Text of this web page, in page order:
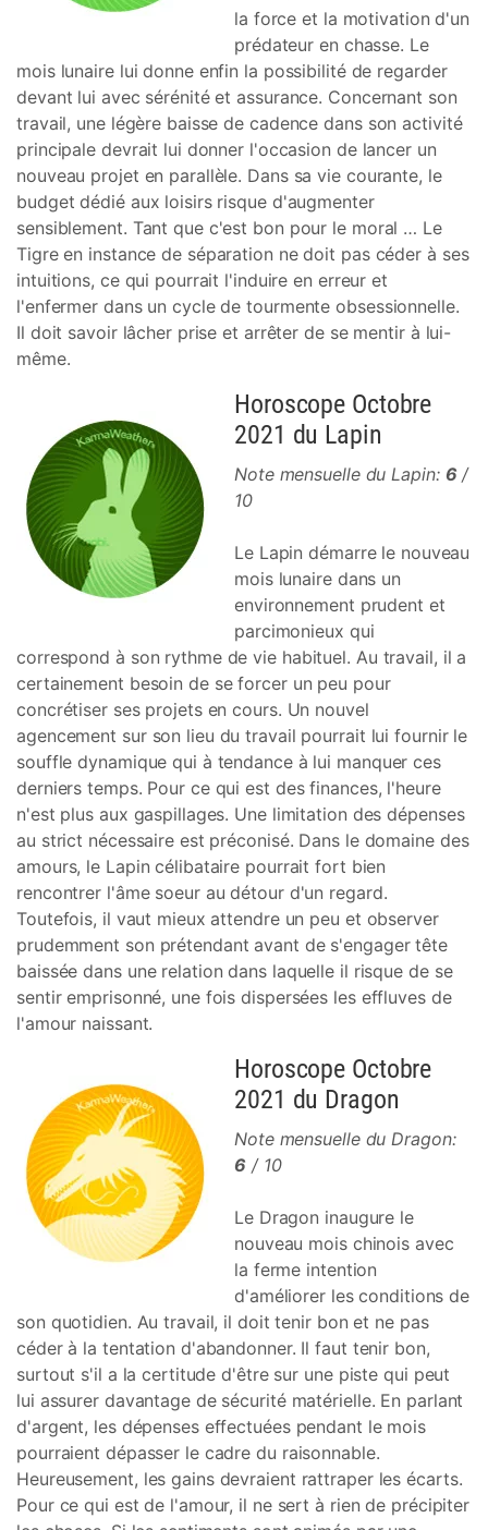
la force et la motivation d'un
prédateur en chasse. Le
mois lunaire lui donne enfin la possibilité de regarder
devant lui avec sérénité et assurance. Concernant son
travail, une légère baisse de cadence dans son activité
principale devrait lui donner l'occasion de lancer un
nouveau projet en parallèle. Dans sa vie courante, le
budget dédié aux loisirs risque d'augmenter
sensiblement. Tant que c'est bon pour le moral … Le
Tigre en instance de séparation ne doit pas céder à ses
intuitions, ce qui pourrait l'induire en erreur et
l'enfermer dans un cycle de tourmente obsessionnelle.
Il doit savoir lâcher prise et arrêter de se mentir à lui-
même.
Horoscope Octobre
2021 du Lapin
Note mensuelle du Lapin: 6 /
10
Le Lapin démarre le nouveau
mois lunaire dans un
environnement prudent et
parcimonieux qui
correspond à son rythme de vie habituel. Au travail, il a
certainement besoin de se forcer un peu pour
concrétiser ses projets en cours. Un nouvel
agencement sur son lieu du travail pourrait lui fournir le
souffle dynamique qui à tendance à lui manquer ces
derniers temps. Pour ce qui est des finances, l'heure
n'est plus aux gaspillages. Une limitation des dépenses
au strict nécessaire est préconisé. Dans le domaine des
amours, le Lapin célibataire pourrait fort bien
rencontrer l'âme soeur au détour d'un regard.
Toutefois, il vaut mieux attendre un peu et observer
prudemment son prétendant avant de s'engager tête
baissée dans une relation dans laquelle il risque de se
sentir emprisonné, une fois dispersées les effluves de
l'amour naissant.
Horoscope Octobre
2021 du Dragon
Note mensuelle du Dragon:
6 / 10
Le Dragon inaugure le
nouveau mois chinois avec
la ferme intention
d'améliorer les conditions de
son quotidien. Au travail, il doit tenir bon et ne pas
céder à la tentation d'abandonner. Il faut tenir bon,
surtout s'il a la certitude d'être sur une piste qui peut
lui assurer davantage de sécurité matérielle. En parlant
d'argent, les dépenses effectuées pendant le mois
pourraient dépasser le cadre du raisonnable.
Heureusement, les gains devraient rattraper les écarts.
Pour ce qui est de l'amour, il ne sert à rien de précipiter